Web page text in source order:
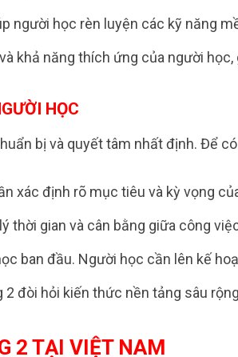
người học rèn luyện các kỹ năng
khả năng thích ứng của người
HỌC
bị và quyết tâm nhất định. Để
xác định rõ mục tiêu và kỳ vọng
thời gian và cân bằng giữa công
ban đầu. Người học cần lên kế
đòi hỏi kiến thức nền tảng sâu
2 TẠI VIỆT NAM